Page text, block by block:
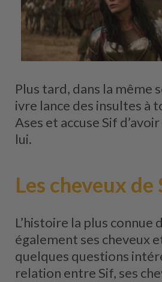
Plus tard, dans la même
ivre lance des insultes à
Ases et accuse Sif
lui.
Les cheveux de
L’histoire la plus connue
également ses cheveux
quelques questions
relation entre Sif, ses